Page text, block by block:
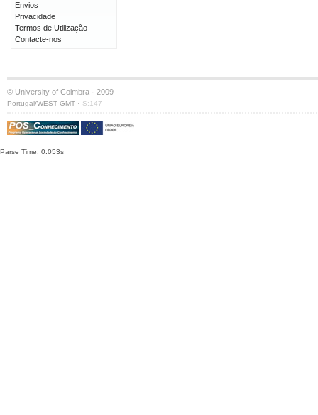
Envios
Privacidade
Termos de Utilização
Contacte-nos
© University of Coimbra · 2009
Portugal/WEST GMT · S:147
Parse Time: 0.053s